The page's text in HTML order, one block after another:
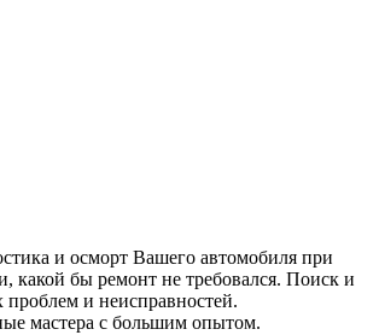
и осморт Вашего автомобиля при
какой бы ремонт не требовался. Поиск и
и неисправностей.
мастера с большим опытом.